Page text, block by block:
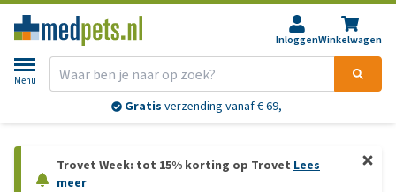
InloggenWinkelwagen
Menu
Gratis verzending vanaf € 69,-
Trovet Week: tot 15% korting op Trovet Lees
meer